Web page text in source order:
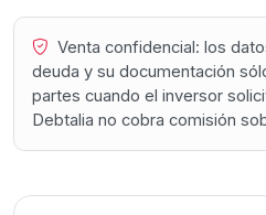
Venta confidencial: los
deuda y su documentación
partes cuando el inversor
Debtalia no cobra comisión